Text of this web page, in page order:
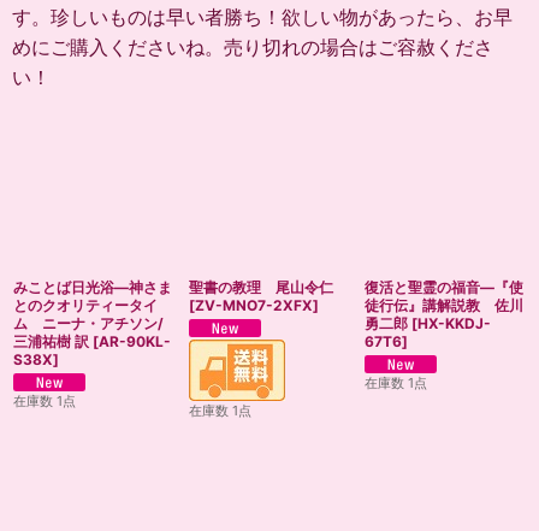
す。珍しいものは早い者勝ち！欲しい物があったら、お早
めにご購入くださいね。売り切れの場合はご容赦くださ
い！
みことば日光浴―神さま
とのクオリティータイ
ム ニーナ・アチソン/
三浦祐樹 訳 [AR-90KL-
S38X]
在庫数 1点
聖書の教理 尾山令仁
[ZV-MNO7-2XFX]
在庫数 1点
復活と聖霊の福音―『使
徒行伝』講解説教 佐川
勇二郎 [HX-KKDJ-
67T6]
在庫数 1点